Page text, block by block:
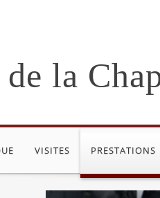
de la
VISITES PRESTATIONS